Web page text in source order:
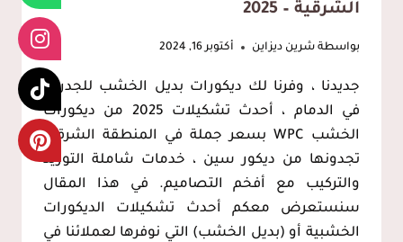
الشرقية – 2025
بواسطة شرين ديزاين أكتوبر 16, 2024
جديدنا ، وفرنا لك ديكورات بديل الخشب للجدران
في الدمام ، أحدث تشكيلات 2025 من ديكورات
الخشب WPC بسعر جملة في المنطقة الشرقية
تجدونها من ديكور سين ، خدمات شاملة التوريد
والتركيب مع أفخم التصاميم. في هذا المقال
سنستعرض معكم أحدث تشكيلات الديكورات
الخشبية أو (بديل الخشب) التي نوفرها لعملائنا في